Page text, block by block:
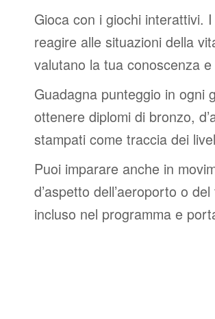
Gioca con i giochi interattivi.
reagire alle situazioni della
valutano la tua conoscenza
Guadagna punteggio in ogni
ottenere diplomi di bronzo,
stampati come traccia dei
Puoi imparare anche in
d’aspetto dell’aeroporto o
incluso nel programma e